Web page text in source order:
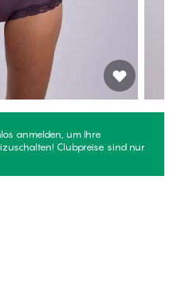
anmelden, um Ihre
Clubpreise sind nur